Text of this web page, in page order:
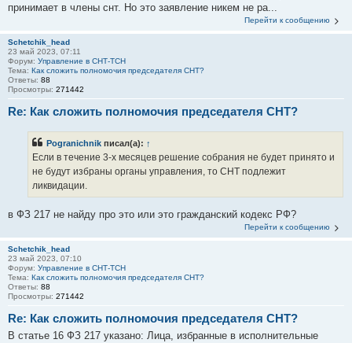
принимает в члены снт. Но это заявление никем не ра...
Перейти к сообщению
Schetchik_head
23 май 2023, 07:11
Форум: Управление в СНТ-ТСН
Тема: Как сложить полномочия председателя СНТ?
Ответы: 88
Просмотры: 271442
Re: Как сложить полномочия председателя СНТ?
Pogranichnik писал(а): ↑
Если в течение 3-х месяцев решение собрания не будет принято и
не будут избраны органы управления, то СНТ подлежит
ликвидации.
в ФЗ 217 не найду про это или это гражданский кодекс РФ?
Перейти к сообщению
Schetchik_head
23 май 2023, 07:10
Форум: Управление в СНТ-ТСН
Тема: Как сложить полномочия председателя СНТ?
Ответы: 88
Просмотры: 271442
Re: Как сложить полномочия председателя СНТ?
В статье 16 ФЗ 217 указано: Лица, избранные в исполнительные